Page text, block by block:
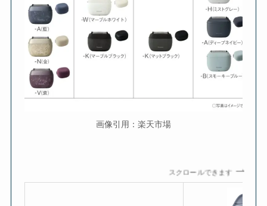
画像引用：楽天市場
スクロールできます